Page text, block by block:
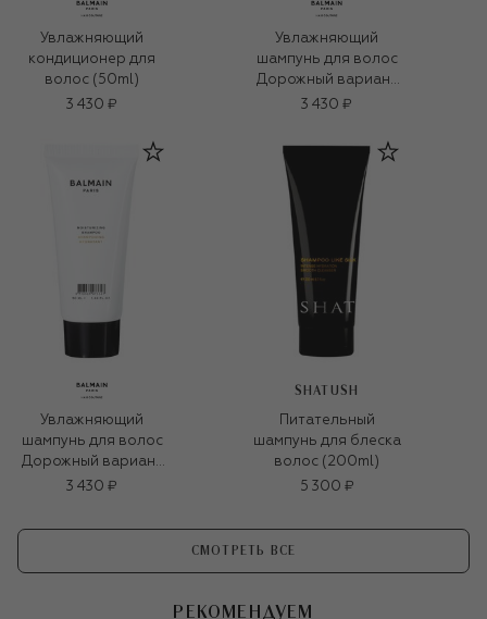
Увлажняющий
кондиционер для
волос (50ml)
3 430 ₽
Увлажняющий
шампунь для волос
Дорожный вариант
(50ml)
3 430 ₽
Увлажняющий
шампунь для волос
Дорожный вариант
(50ml)
3 430 ₽
SHATUSH
Питательный
шампунь для блеска
волос (200ml)
5 300 ₽
СМОТРЕТЬ ВСЕ
РЕКОМЕНДУЕМ